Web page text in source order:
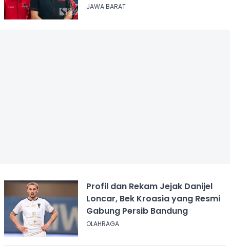
JAWA BARAT
Profil dan Rekam Jejak Danijel
Loncar, Bek Kroasia yang Resmi
Gabung Persib Bandung
OLAHRAGA